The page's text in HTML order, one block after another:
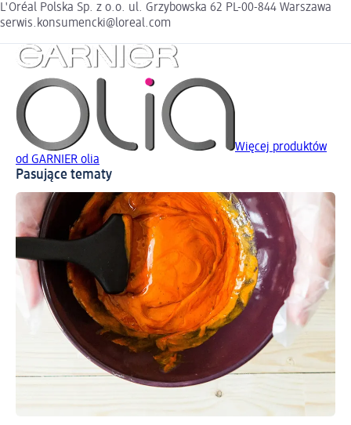
L'Oréal Polska Sp. z o.o. ul. Grzybowska 62 PL-00-844 Warszawa
serwis.konsumencki@loreal.com
Więcej produktów
od GARNIER olia
Pasujące tematy